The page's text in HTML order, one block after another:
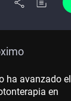
ha avanzado el
en